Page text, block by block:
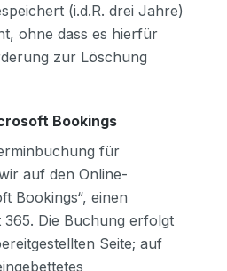
(i.d.R. drei Jahre)
ohne dass es hierfür
zur Löschung
Bookings
für
auf den Online-
Bookings“, einen
Die Buchung erfolgt
Seite; auf